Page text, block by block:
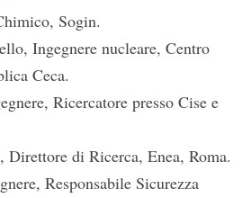
Sogin.
Ingegnere nucleare, Centro
Ceca.
Ricercatore presso Cise e
di Ricerca, Enea, Roma.
Responsabile Sicurezza